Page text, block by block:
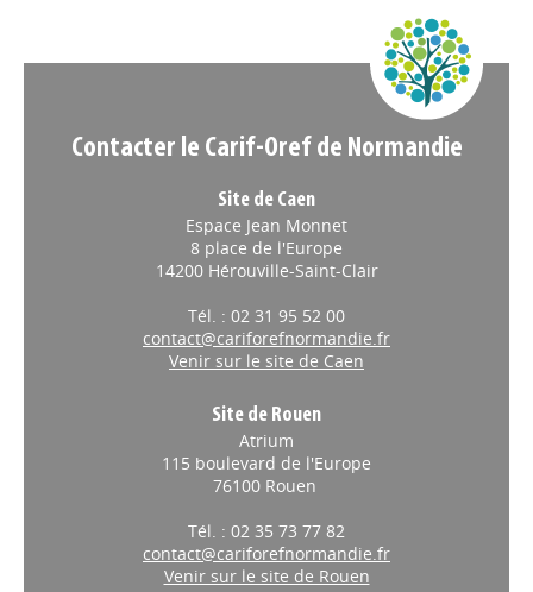
Contacter le Carif-Oref de Normandie
Site de Caen
Espace Jean Monnet
8 place de l'Europe
14200 Hérouville-Saint-Clair
Tél. : 02 31 95 52 00
contact@cariforefnormandie.fr
Venir sur le site de Caen
Site de Rouen
Atrium
115 boulevard de l'Europe
76100 Rouen
Tél. : 02 35 73 77 82
contact@cariforefnormandie.fr
Venir sur le site de Rouen